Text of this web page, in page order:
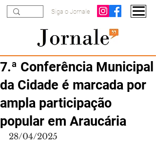
Siga o Jornale
7.ª Conferência Municipal
da Cidade é marcada por
ampla participação
popular em Araucária
28/04/2025